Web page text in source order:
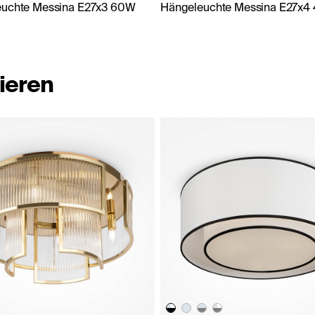
Messina E27x3 60W Hängeleuchte Messina E27x4